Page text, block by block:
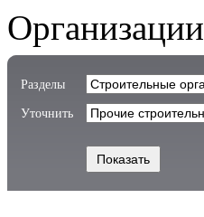
Организации
Разделы
Уточнить